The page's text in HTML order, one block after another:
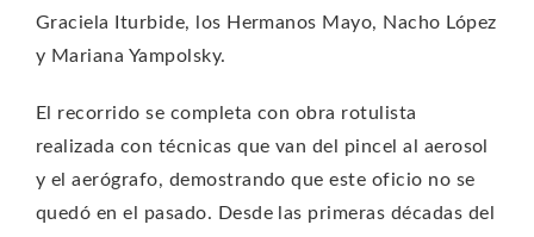
Graciela Iturbide, los Hermanos Mayo, Nacho López
y Mariana Yampolsky.
El recorrido se completa con obra rotulista
realizada con técnicas que van del pincel al aerosol
y el aerógrafo, demostrando que este oficio no se
quedó en el pasado. Desde las primeras décadas del